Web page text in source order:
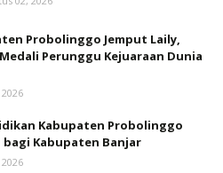
Probolinggo Jemput Laily,
Perunggu Kejuaraan Dunia
Kabupaten Probolinggo
bagi Kabupaten Banjar